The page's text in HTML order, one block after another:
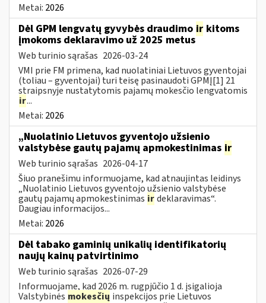
Metai: 2026
Dėl GPM lengvatų gyvybės draudimo ir kitoms
įmokoms deklaravimo už 2025 metus
Web turinio sąrašas 2026-03-24
VMI prie FM primena, kad nuolatiniai Lietuvos gyventojai
(toliau – gyventojai) turi teisę pasinaudoti GPMĮ[1] 21
straipsnyje nustatytomis pajamų mokesčio lengvatomis
ir...
Metai: 2026
„Nuolatinio Lietuvos gyventojo užsienio
valstybėse gautų pajamų apmokestinimas ir
Web turinio sąrašas 2026-04-17
Šiuo pranešimu informuojame, kad atnaujintas leidinys
„Nuolatinio Lietuvos gyventojo užsienio valstybėse
gautų pajamų apmokestinimas irdeklaravimas“.
Daugiau informacijos...
Metai: 2026
Dėl tabako gaminių unikalių identifikatorių
naujų kainų patvirtinimo
Web turinio sąrašas 2026-07-29
Informuojame, kad 2026 m. rugpjūčio 1 d. įsigalioja
Valstybinės mokesčių inspekcijos prie Lietuvos